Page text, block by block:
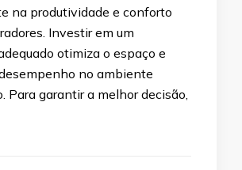
na produtividade e conforto
Investir em um
otimiza o espaço e
no ambiente
Para garantir a melhor decisão,